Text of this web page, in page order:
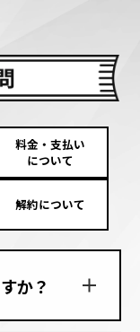
料金・支払い
について
解約について
か？